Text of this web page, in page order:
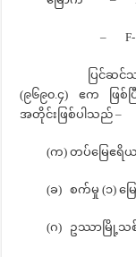
– F- ၈၆၄၀၂
ပြင်ဆင်သတ်မှတ်ခဲ့
(၉၆၉၀.၄) ဧက ဖြစ်ပြီ
အတိုင်းဖြစ်ပါသည် –
(က) တပ်မြေဧရိယာ
(ခ) စက်မှု (၁) ‌မြေ
(ဂ) ဥဿာမြို့သစ်‌မြ